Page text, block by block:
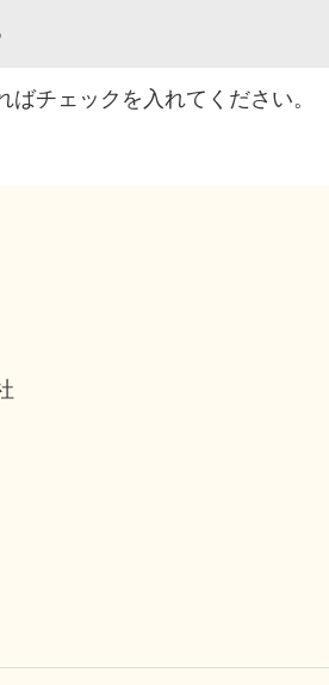
チェックを入れてください。